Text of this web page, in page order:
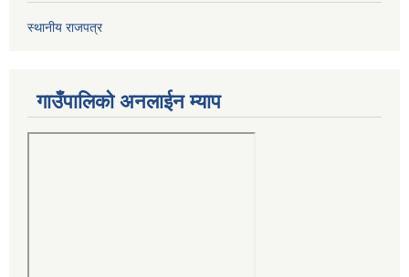
स्थानीय राजपत्र
गाउँपालिको अनलाईन म्याप